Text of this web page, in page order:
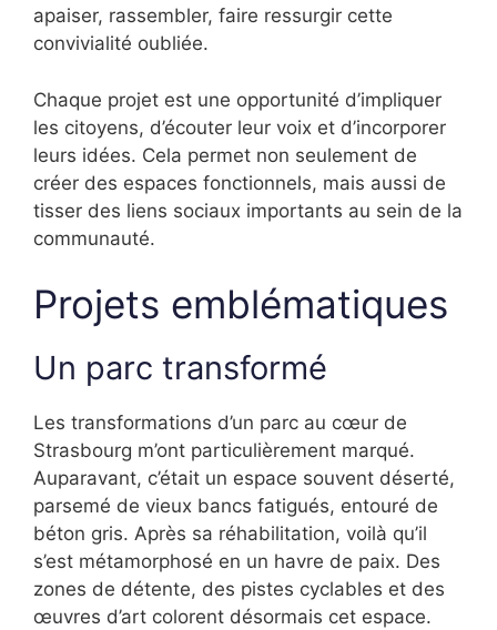
apaiser, rassembler, faire ressurgir cette
convivialité oubliée.
Chaque projet est une opportunité d’impliquer
les citoyens, d’écouter leur voix et d’incorporer
leurs idées. Cela permet non seulement de
créer des espaces fonctionnels, mais aussi de
tisser des liens sociaux importants au sein de la
communauté.
Projets emblématiques
Un parc transformé
Les transformations d’un parc au cœur de
Strasbourg m’ont particulièrement marqué.
Auparavant, c’était un espace souvent déserté,
parsemé de vieux bancs fatigués, entouré de
béton gris. Après sa réhabilitation, voilà qu’il
s’est métamorphosé en un havre de paix. Des
zones de détente, des pistes cyclables et des
œuvres d’art colorent désormais cet espace.